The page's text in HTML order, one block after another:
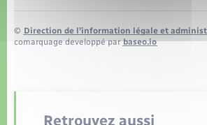
© Direction de l’information légale et
comarquage developpé parbaseo.io
Retrouvez aussi